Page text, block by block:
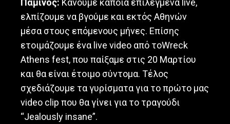
ελπίζουμε να βγούμε και εκτός Αθηνών
μέσα στους επόμενους μήνες. Επίσης
ετοιμάζουμε ένα live video από τοWreck
Athens fest, που παίξαμε στις 20 Μαρτίου
και θα είναι έτοιμο σύντομα. Τέλος
σχεδιάζουμε τα γυρίσματα για το πρώτο μας
video clip που θα γίνει για το τραγούδι
“Jealously insane”.